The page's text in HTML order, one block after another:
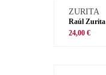
ZURITA
Raúl Zurita
24,00 €